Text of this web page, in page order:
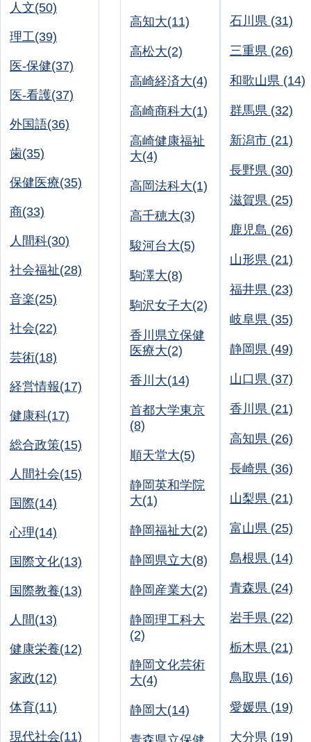
人文(50)
理工(39)
医-保健(37)
医-看護(37)
外国語(36)
歯(35)
保健医療(35)
商(33)
人間科(30)
社会福祉(28)
音楽(25)
社会(22)
芸術(18)
経営情報(17)
健康科(17)
総合政策(15)
人間社会(15)
国際(14)
心理(14)
国際文化(13)
国際教養(13)
人間(13)
健康栄養(12)
家政(12)
体育(11)
現代社会(11)
高知大(11)
高松大(2)
高崎経済大(4)
高崎商科大(1)
高崎健康福祉
大(4)
高岡法科大(1)
高千穂大(3)
駿河台大(5)
駒澤大(8)
駒沢女子大(2)
香川県立保健
医療大(2)
香川大(14)
首都大学東京
(8)
順天堂大(5)
静岡英和学院
大(1)
静岡福祉大(2)
静岡県立大(8)
静岡産業大(2)
静岡理工科大
(2)
静岡文化芸術
大(4)
静岡大(14)
石川県 (31)
三重県 (26)
和歌山県 (14)
群馬県 (32)
新潟市 (21)
長野県 (30)
滋賀県 (25)
鹿児島 (26)
山形県 (21)
福井県 (23)
岐阜県 (35)
静岡県 (49)
山口県 (37)
香川県 (21)
高知県 (26)
長崎県 (36)
山梨県 (21)
富山県 (25)
島根県 (14)
青森県 (24)
岩手県 (22)
栃木県 (21)
鳥取県 (16)
愛媛県 (19)
大分県 (19)